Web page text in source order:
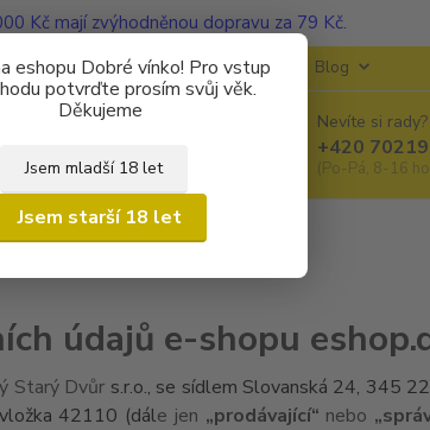
Kč mají zvýhodněnou dopravu za 79 Kč.
eshopu Dobré vínko! Pro vstup
potvrďte prosím svůj věk.
Děkujeme
Jsem mladší 18 let
Jsem starší 18 let
Ochrana soukromí O vinařstvích Blog
Nevíte si
+420
(Po-Pá, 8-16
údajů e-shopu
Starý Dvůr s.r.o., se sídlem Slovanská 24, 345
42110 (dále jen „prodávající“ nebo